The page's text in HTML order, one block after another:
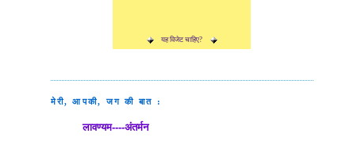
यह विजेट चाहिए?
मेरी, आपकी, जग की बात :
लावण्यम----अंतर्मन